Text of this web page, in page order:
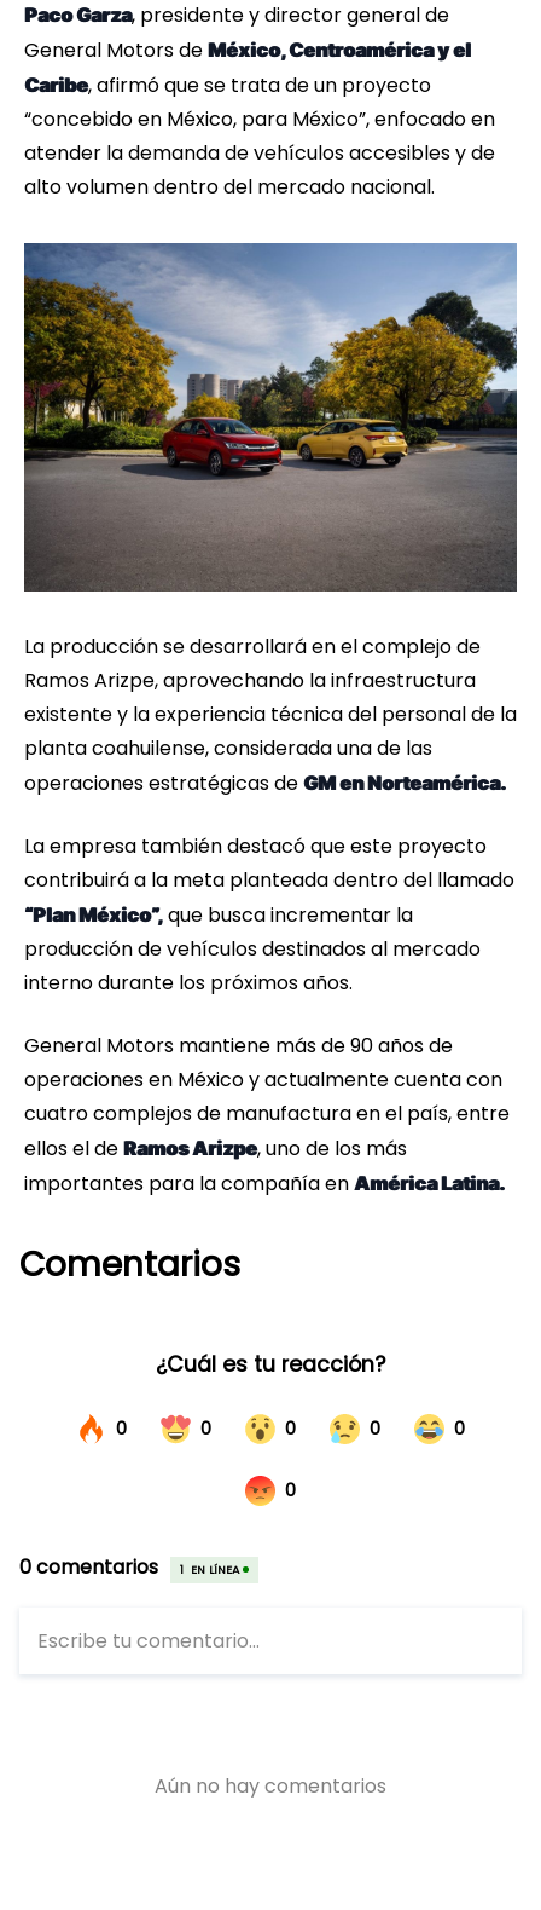
Paco Garza, presidente y director general de
General Motors de México, Centroamérica y el
Caribe, afirmó que se trata de un proyecto
“concebido en México, para México”, enfocado en
atender la demanda de vehículos accesibles y de
alto volumen dentro del mercado nacional.
La producción se desarrollará en el complejo de
Ramos Arizpe, aprovechando la infraestructura
existente y la experiencia técnica del personal de la
planta coahuilense, considerada una de las
operaciones estratégicas de GM en Norteamérica.
La empresa también destacó que este proyecto
contribuirá a la meta planteada dentro del llamado
“Plan México”, que busca incrementar la
producción de vehículos destinados al mercado
interno durante los próximos años.
General Motors mantiene más de 90 años de
operaciones en México y actualmente cuenta con
cuatro complejos de manufactura en el país, entre
ellos el de Ramos Arizpe, uno de los más
importantes para la compañía en América Latina.
Comentarios